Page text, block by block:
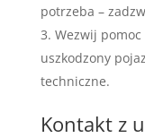
potrzeba –
Wezwij
uszkodzony
techniczne.
Kontakt z